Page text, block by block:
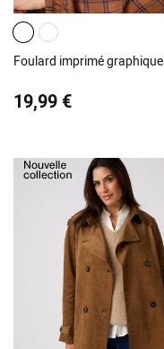
Foulard imprimé graphique
19,99 €